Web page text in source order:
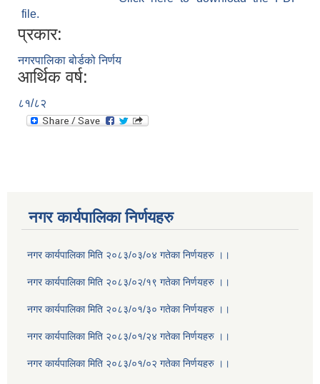
file.
प्रकार:
नगरपालिका बोर्डको निर्णय
आर्थिक वर्ष:
८१/८२
नगर कार्यपालिका निर्णयहरु
नगर कार्यपालिका मिति २०८३/०३/०४ गतेका निर्णयहरु ।।
नगर कार्यपालिका मिति २०८३/०२/१९ गतेका निर्णयहरु ।।
नगर कार्यपालिका मिति २०८३/०१/३० गतेका निर्णयहरु ।।
नगर कार्यपालिका मिति २०८३/०१/२४ गतेका निर्णयहरु ।।
नगर कार्यपालिका मिति २०८३/०१/०२ गतेका निर्णयहरु ।।